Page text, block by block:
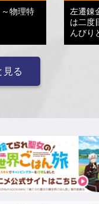
物理特
左遷錬
は二度
んびり
見る